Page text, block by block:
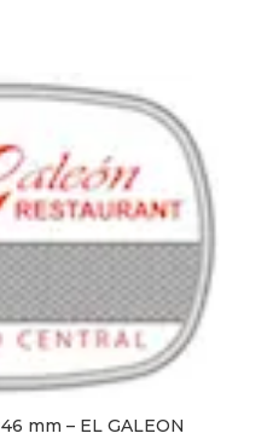
mm – EL GALEON